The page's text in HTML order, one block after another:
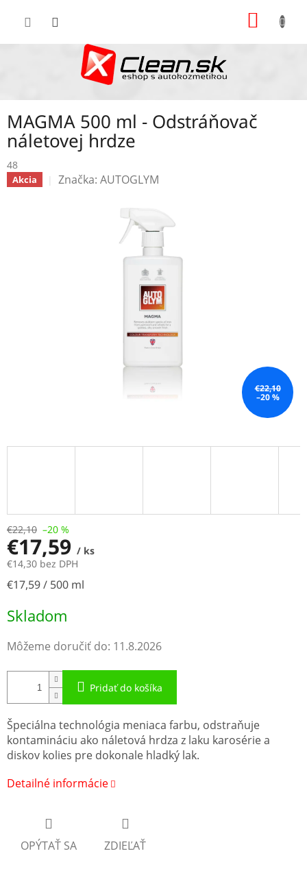
MAGMA 500 ml - Odstráňovač
náletovej hrdze
48
Akcia Značka: AUTOGLYM
€22,10
–20 %
€22,10 –20 %
€17,59 / ks
€14,30 bez DPH
Jednotková
€17,59 / 500 ml
Skladom
Môžeme doručiť do: 11.8.2026
Pridať do košíka
Špeciálna technológia meniaca farbu, odstraňuje
kontamináciu ako náletová hrdza z laku karosérie a
diskov kolies pre dokonale hladký lak.
Detailné informácie
OPÝTAŤ SA ZDIEĽAŤ